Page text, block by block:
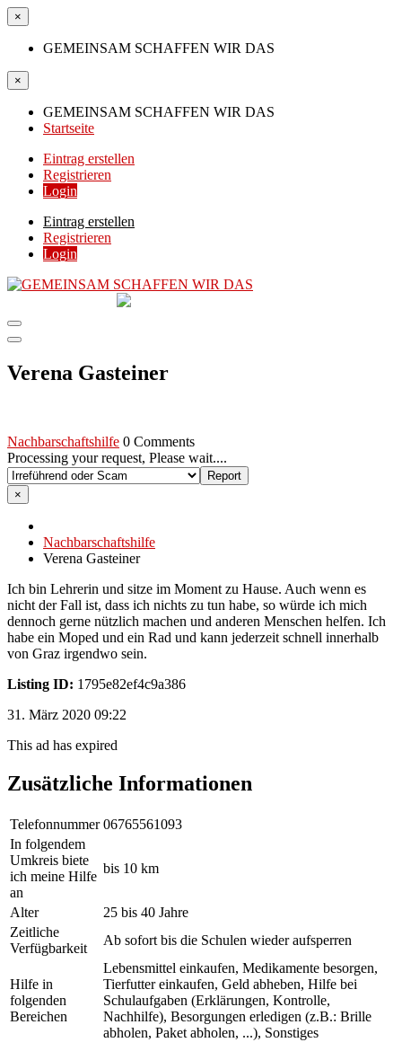
×
GEMEINSAM SCHAFFEN WIR DAS
×
GEMEINSAM SCHAFFEN WIR DAS
Startseite
Eintrag erstellen
Registrieren
Login
Eintrag erstellen
Registrieren
Login
Verena Gasteiner
Nachbarschaftshilfe 0 Comments
Processing your request, Please wait....
×
Nachbarschaftshilfe
Verena Gasteiner
Ich bin Lehrerin und sitze im Moment zu Hause. Auch wenn es
nicht der Fall ist, dass ich nichts zu tun habe, so würde ich mich
dennoch gerne nützlich machen und anderen Menschen helfen. Ich
habe ein Moped und ein Rad und kann jederzeit schnell innerhalb
von Graz irgendwo sein.
Listing ID: 1795e82ef4c9a386
31. März 2020 09:22
This ad has expired
Zusätzliche Informationen
Telefonnummer 06765561093
In folgendem
Umkreis biete
ich meine Hilfe
an
bis 10 km
Alter
25 bis 40 Jahre
Zeitliche
Verfügbarkeit
Ab sofort bis die Schulen wieder aufsperren
Hilfe in
folgenden
Bereichen
Lebensmittel einkaufen, Medikamente besorgen,
Tierfutter einkaufen, Geld abheben, Hilfe bei
Schulaufgaben (Erklärungen, Kontrolle,
Nachhilfe), Besorgungen erledigen (z.B.: Brille
abholen, Paket abholen, ...), Sonstiges